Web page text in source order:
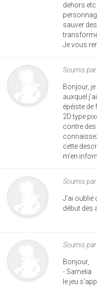
dehors
sauver
Je vous
Soumis par
Bonjour,
auxquel
épéiste de
2D type
contre
cette
m'en
Soumis par
J'ai oublié
début des
Soumis par
Bonjour,
- Samelia
le jeu